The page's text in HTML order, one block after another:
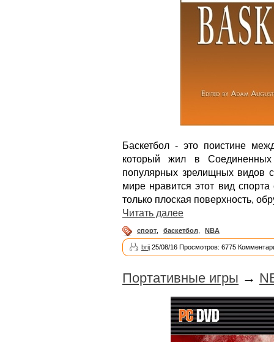
Баскетбол - это поистине
который жил в
популярных зрелищных видов
мире нравится этот вид
только плоская поверхность,
Читать далее
спорт баскетбол NBA
brij 25/08/16 Просмотров: 6775
Портативные игры →